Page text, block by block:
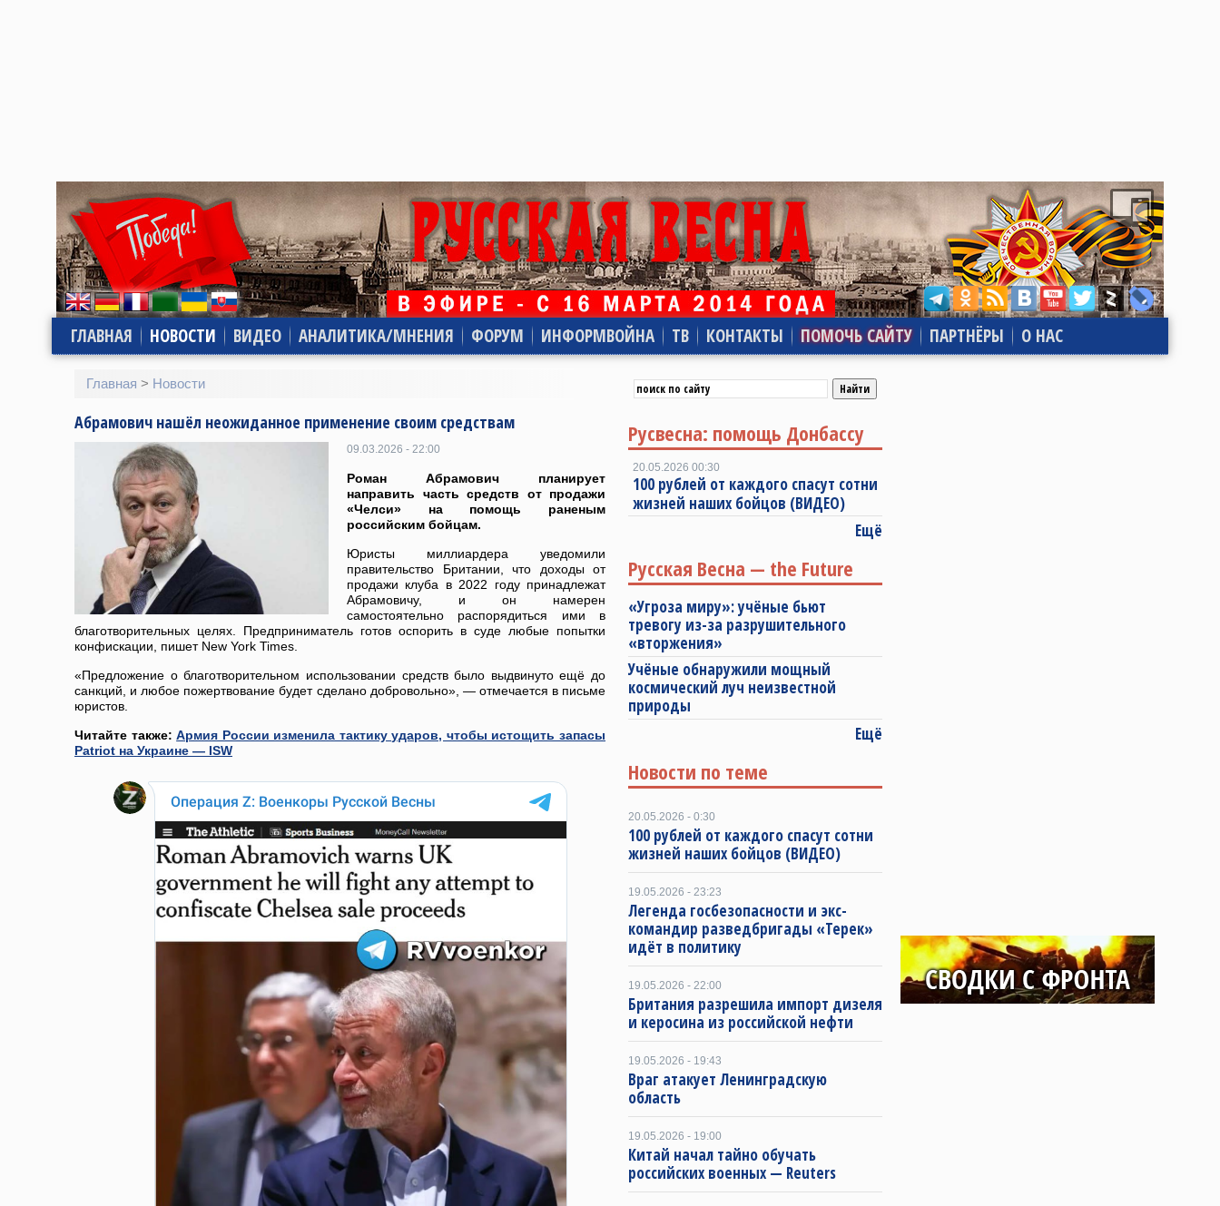
ГЛАВНАЯ НОВОСТИ ВИДЕО АНАЛИТИКА/МНЕНИЯ ФОРУМ ИНФОРМВОЙНА ТВ КОНТАКТЫ ПОМОЧЬ САЙТУ ПАРТНЁРЫ О НАС
Главная > Новости
Абрамович нашёл неожиданное применение своим средствам
09.03.2026 - 22:00
Роман Абрамович планирует
направить часть средств от продажи
«Челси» на помощь раненым
российским бойцам.
Юристы миллиардера уведомили
правительство Британии, что доходы от
продажи клуба в 2022 году принадлежат
Абрамовичу, и он намерен
самостоятельно распорядиться ими в
благотворительных целях. Предприниматель готов оспорить в суде любые попытки
конфискации, пишет New York Times.
«Предложение о благотворительном использовании средств было выдвинуто ещё до
санкций, и любое пожертвование будет сделано добровольно», — отмечается в письме
юристов.
Читайте также:Армия России изменила тактику ударов, чтобы истощить запасы
Patriot на Украине — ISW
Русвесна: помощь Донбассу
20.05.2026 00:30
100 рублей от каждого спасут сотни
жизней наших бойцов (ВИДЕО)
Ещё
Русская Весна — the Future
«Угроза миру»: учёные бьют
тревогу из-за разрушительного
«вторжения»
Учёные обнаружили мощный
космический луч неизвестной
природы
Ещё
Новости по теме
20.05.2026 - 0:30
100 рублей от каждого спасут сотни
жизней наших бойцов (ВИДЕО)
19.05.2026 - 23:23
Легенда госбезопасности и экс-
командир разведбригады «Терек»
идёт в политику
19.05.2026 - 22:00
Британия разрешила импорт дизеля
и керосина из российской нефти
19.05.2026 - 19:43
Враг атакует Ленинградскую
область
19.05.2026 - 19:00
Китай начал тайно обучать
российских военных — Reuters